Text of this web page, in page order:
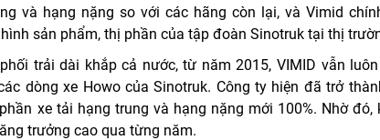
và hạng nặng so với các hãng còn lại, và Vimid
sản phẩm, thị phần của tập đoàn Sinotruk tại thị
trải dài khắp cả nước, từ năm 2015, VIMID vẫn
dòng xe Howo của Sinotruk. Công ty hiện đã trở
xe tải hạng trung và hạng nặng mới 100%. Nhờ đó,
trưởng cao qua từng năm.